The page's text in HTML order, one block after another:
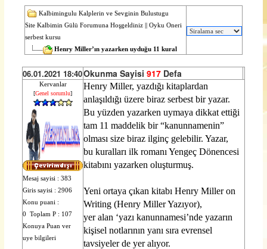
Kalbimingulu Kalplerin ve Sevginin Bulustugu
Site Kalbimin Gülü Forumuna Hoşgeldiniz
Oyku Oneri
serbest kursu
Henry Miller’ın yazarken uyduğu 11 kural
06.01.2021 18:40Okunma Sayisi 917 Defa
Kervanlar
[Genel sorumlu]
Mesaj sayisi : 383
Giris sayisi : 2906
Konu puani :
0 Toplam P : 107
Konuya Puan ver
uye bilgileri
Henry Miller, yazdığı kitaplardan
anlaşıldığı üzere biraz serbest bir yazar.
Bu yüzden yazarken uymaya dikkat ettiği
tam 11 maddelik bir “kanunnamenin”
olması size biraz ilginç gelebilir. Yazar,
bu kuralları ilk romanı Yengeç Dönencesi
kitabını yazarken oluşturmuş.
Yeni ortaya çıkan kitabı Henry Miller on
Writing (Henry Miller Yazıyor),
yer alan ‘yazı kanunnamesi’nde yazarın
kişisel notlarının yanı sıra evrensel
tavsiyeler de yer alıyor.